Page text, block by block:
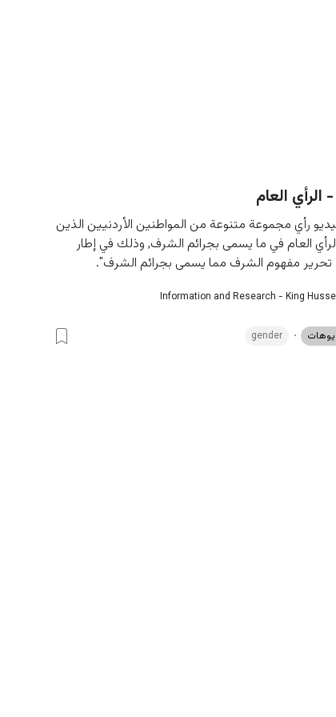
العام
رأي مجموعة متنوعة من المواطنين الأردنيين الذين
العام في ما يسمى بجرائم الشرف, وذلك في إطار
مفهوم الشرف مما يسمى بجرائم الشرف".
Information and Research - King
gender